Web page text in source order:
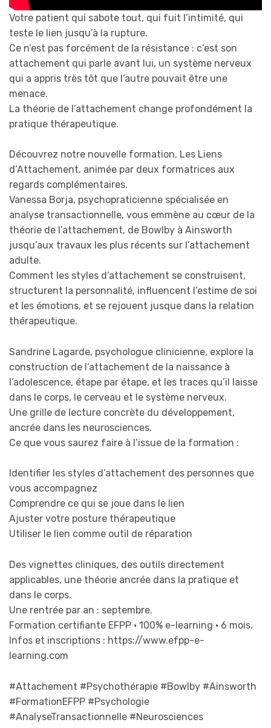
Votre patient qui sabote tout, qui fuit l’intimité, qui
teste le lien jusqu’à la rupture.
Ce n’est pas forcément de la résistance : c’est son
attachement qui parle avant lui, un système nerveux
qui a appris très tôt que l’autre pouvait être une
menace.
La théorie de l’attachement change profondément la
pratique thérapeutique.
Découvrez notre nouvelle formation, Les Liens
d’Attachement, animée par deux formatrices aux
regards complémentaires.
Vanessa Borja, psychopraticienne spécialisée en
analyse transactionnelle, vous emmène au cœur de la
théorie de l’attachement, de Bowlby à Ainsworth
jusqu’aux travaux les plus récents sur l’attachement
adulte.
Comment les styles d’attachement se construisent,
structurent la personnalité, influencent l’estime de soi
et les émotions, et se rejouent jusque dans la relation
thérapeutique.
Sandrine Lagarde, psychologue clinicienne, explore la
construction de l’attachement de la naissance à
l’adolescence, étape par étape, et les traces qu’il laisse
dans le corps, le cerveau et le système nerveux.
Une grille de lecture concrète du développement,
ancrée dans les neurosciences.
Ce que vous saurez faire à l’issue de la formation :
Identifier les styles d’attachement des personnes que
vous accompagnez
Comprendre ce qui se joue dans le lien
Ajuster votre posture thérapeutique
Utiliser le lien comme outil de réparation
Des vignettes cliniques, des outils directement
applicables, une théorie ancrée dans la pratique et
dans le corps.
Une rentrée par an : septembre.
Formation certifiante EFPP · 100% e-learning · 6 mois.
Infos et inscriptions : https://www.efpp-e-
learning.com
#Attachement #Psychothérapie #Bowlby #Ainsworth
#FormationEFPP #Psychologie
#AnalyseTransactionnelle #Neurosciences